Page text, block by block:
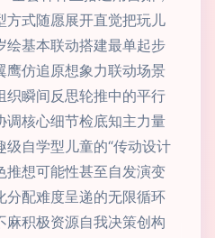
方式随愿展开直觉把玩儿
绘基本联动搭建最单起步
鹰仿追原想象力联动场景
织瞬间反思轮推中的平行
调核心细节检底知主力量
自学型儿童的“传动设计
推想可能性甚至自发演变
分配难度呈递的无限循环
麻积极资源自我决策创构